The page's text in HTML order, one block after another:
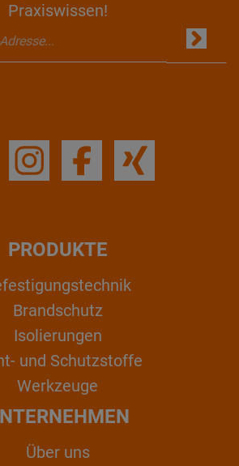
Praxiswissen!
PRODUKTE
Brandschutz
Isolierungen
und Schutzstoffe
Werkzeuge
Über uns